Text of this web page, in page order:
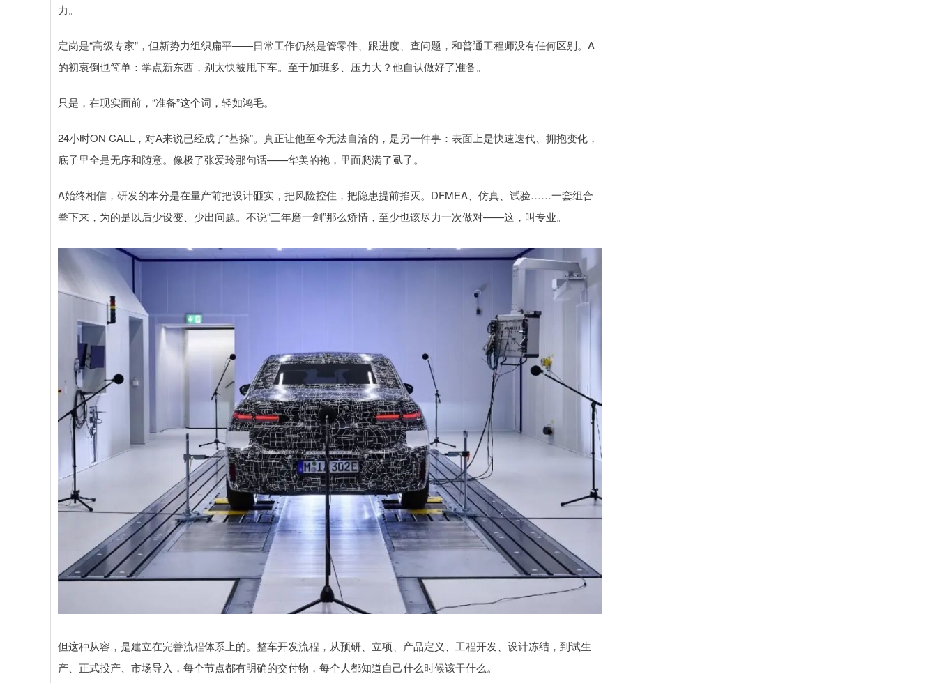
力。
定岗是“高级专家”，但新势力组织扁平——日常工作仍然是管零件、跟进度、查问题，和普通工程师没有任何区别。A
的初衷倒也简单：学点新东西，别太快被甩下车。至于加班多、压力大？他自认做好了准备。
只是，在现实面前，“准备”这个词，轻如鸿毛。
24小时ON CALL，对A来说已经成了“基操”。真正让他至今无法自洽的，是另一件事：表面上是快速迭代、拥抱变化，
底子里全是无序和随意。像极了张爱玲那句话——华美的袍，里面爬满了虱子。
A始终相信，研发的本分是在量产前把设计砸实，把风险控住，把隐患提前掐灭。DFMEA、仿真、试验……一套组合
拳下来，为的是以后少设变、少出问题。不说“三年磨一剑”那么矫情，至少也该尽力一次做对——这，叫专业。
但这种从容，是建立在完善流程体系上的。整车开发流程，从预研、立项、产品定义、工程开发、设计冻结，到试生
产、正式投产、市场导入，每个节点都有明确的交付物，每个人都知道自己什么时候该干什么。